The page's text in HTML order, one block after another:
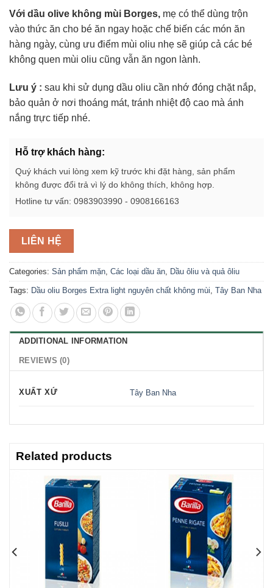
Với dầu olive không mùi Borges, mẹ có thể dùng trộn
vào thức ăn cho bé ăn ngay hoặc chế biến các món ăn
hàng ngày, cùng ưu điểm mùi oliu nhẹ sẽ giúp cả các bé
không quen mùi oliu cũng vẫn ăn ngon lành.
Lưu ý : sau khi sử dụng dầu oliu cần nhớ đóng chặt nắp,
bảo quản ở nơi thoáng mát, tránh nhiệt độ cao mà ánh
nắng trực tiếp nhé.
Hỗ trợ khách hàng:
Quý khách vui lòng xem kỹ trước khi đặt hàng, sản phẩm
không được đổi trả vì lý do không thích, không hợp.
Hotline tư vấn: 0983903990 - 0908166163
LIÊN HỆ
Categories: Sản phẩm mặn, Các loại dầu ăn, Dầu ôliu và quả ôliu
Tags: Dầu oliu Borges Extra light nguyên chất không mùi, Tây Ban Nha
ADDITIONAL INFORMATION
REVIEWS (0)
XUẤT XỨ Tây Ban Nha
Related products